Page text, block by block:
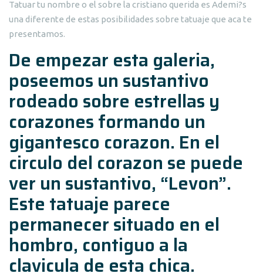
Tatuar tu nombre o el sobre la cristiano querida es Ademi?s
una diferente de estas posibilidades sobre tatuaje que aca te
presentamos.
De empezar esta galeria,
poseemos un sustantivo
rodeado sobre estrellas y
corazones formando un
gigantesco corazon. En el
circulo del corazon se puede
ver un sustantivo, “Levon”.
Este tatuaje parece
permanecer situado en el
hombro, contiguo a la
clavicula de esta chica.